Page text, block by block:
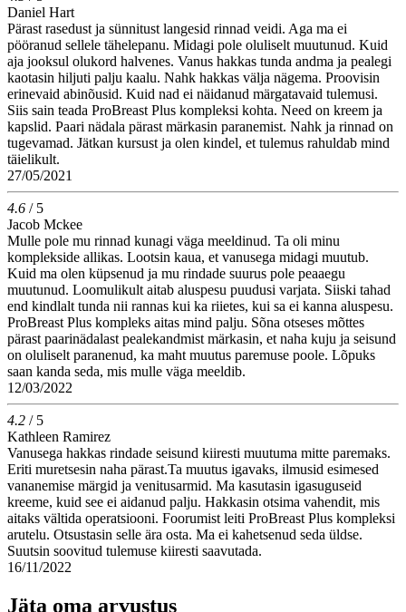
Daniel Hart
Pärast rasedust ja sünnitust langesid rinnad veidi. Aga ma ei
pööranud sellele tähelepanu. Midagi pole oluliselt muutunud. Kuid
aja jooksul olukord halvenes. Vanus hakkas tunda andma ja pealegi
kaotasin hiljuti palju kaalu. Nahk hakkas välja nägema. Proovisin
erinevaid abinõusid. Kuid nad ei näidanud märgatavaid tulemusi.
Siis sain teada ProBreast Plus kompleksi kohta. Need on kreem ja
kapslid. Paari nädala pärast märkasin paranemist. Nahk ja rinnad on
tugevamad. Jätkan kursust ja olen kindel, et tulemus rahuldab mind
täielikult.
27/05/2021
4.6 / 5
Jacob Mckee
Mulle pole mu rinnad kunagi väga meeldinud. Ta oli minu
komplekside allikas. Lootsin kaua, et vanusega midagi muutub.
Kuid ma olen küpsenud ja mu rindade suurus pole peaaegu
muutunud. Loomulikult aitab aluspesu puudusi varjata. Siiski tahad
end kindlalt tunda nii rannas kui ka riietes, kui sa ei kanna aluspesu.
ProBreast Plus kompleks aitas mind palju. Sõna otseses mõttes
pärast paarinädalast pealekandmist märkasin, et naha kuju ja seisund
on oluliselt paranenud, ka maht muutus paremuse poole. Lõpuks
saan kanda seda, mis mulle väga meeldib.
12/03/2022
4.2 / 5
Kathleen Ramirez
Vanusega hakkas rindade seisund kiiresti muutuma mitte paremaks.
Eriti muretsesin naha pärast.Ta muutus igavaks, ilmusid esimesed
vananemise märgid ja venitusarmid. Ma kasutasin igasuguseid
kreeme, kuid see ei aidanud palju. Hakkasin otsima vahendit, mis
aitaks vältida operatsiooni. Foorumist leiti ProBreast Plus kompleksi
arutelu. Otsustasin selle ära osta. Ma ei kahetsenud seda üldse.
Suutsin soovitud tulemuse kiiresti saavutada.
16/11/2022
Jäta oma arvustus